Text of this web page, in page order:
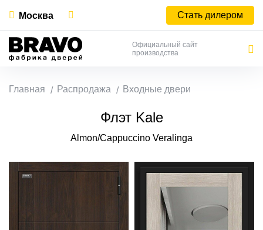
Москва Стать дилером
Официальный сайт
производства
Главная Распродажа Входные двери
Флэт Kale
Almon/Cappuccino Veralinga